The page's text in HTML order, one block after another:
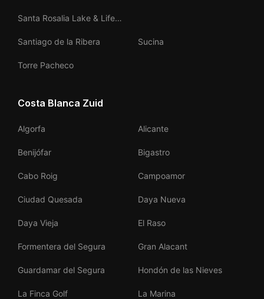
Santa Rosalia Lake & Life
Santiago de la Ribera
Sucina
Torre Pacheco
Costa Blanca Zuid
Algorfa Alicante
Benijófar Bigastro
Cabo Roig Campoamor
Ciudad Quesada Daya Nueva
Daya Vieja El Raso
Formentera del Segura Gran Alacant
Guardamar del Segura Hondón de las Nieves
La Finca Golf La Marina